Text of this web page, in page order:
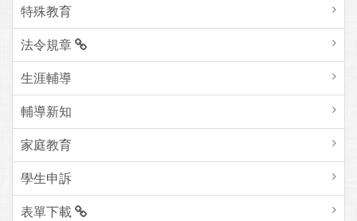
特殊教育
法令規章
生涯輔導
輔導新知
家庭教育
學生申訴
表單下載